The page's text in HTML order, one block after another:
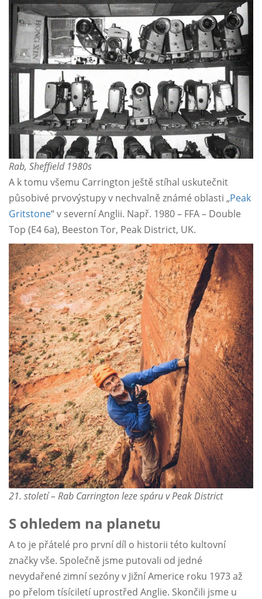
Rab, Sheffield 1980s
A k tomu všemu Carrington ještě stíhal uskutečnit
působivé prvovýstupy v nechvalně známé oblasti „Peak
Gritstone“ v severní Anglii. Např. 1980 – FFA – Double
Top (E4 6a), Beeston Tor, Peak District, UK.
21. století – Rab Carrington leze spáru v Peak District
S ohledem na planetu
A to je přátelé pro první díl o historii této kultovní
značky vše. Společně jsme putovali od jedné
nevydařené zimní sezóny v Jižní Americe roku 1973 až
po přelom tísíciletí uprostřed Anglie. Skončili jsme u